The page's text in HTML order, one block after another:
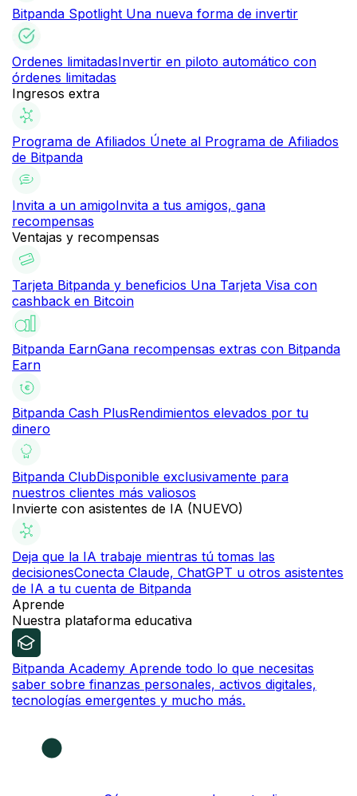
Bitpanda Spotlight Una nueva forma de invertir
Ordenes limitadasInvertir en piloto automático con
órdenes limitadas
Ingresos extra
Programa de Afiliados Únete al Programa de Afiliados
de Bitpanda
Invita a un amigoInvita a tus amigos, gana
recompensas
Ventajas y recompensas
Tarjeta Bitpanda y beneficios Una Tarjeta Visa con
cashback en Bitcoin
Bitpanda EarnGana recompensas extras con Bitpanda
Earn
Bitpanda Cash PlusRendimientos elevados por tu
dinero
Bitpanda ClubDisponible exclusivamente para
nuestros clientes más valiosos
Invierte con asistentes de IA (NUEVO)
Deja que la IA trabaje mientras tú tomas las
decisionesConecta Claude, ChatGPT u otros asistentes
de IA a tu cuenta de Bitpanda
Aprende
Nuestra plataforma educativa
Bitpanda Academy Aprende todo lo que necesitas
saber sobre finanzas personales, activos digitales,
tecnologías emergentes y mucho más.